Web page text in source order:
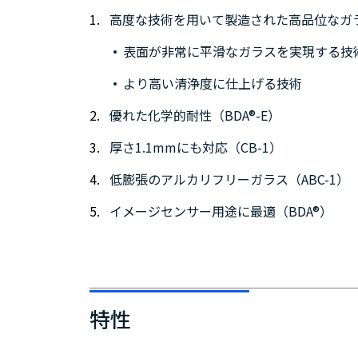
高度な技術を用いて製造された高品位なガ
表面が非常に平滑なガラスを実現する技
より高い清浄度に仕上げる技術
優れた化学的耐性（BDA®-E）
厚さ1.1mmにも対応（CB-1）
低膨張のアルカリフリーガラス（ABC-1）
イメージセンサー用途に最適（BDA®）
特性